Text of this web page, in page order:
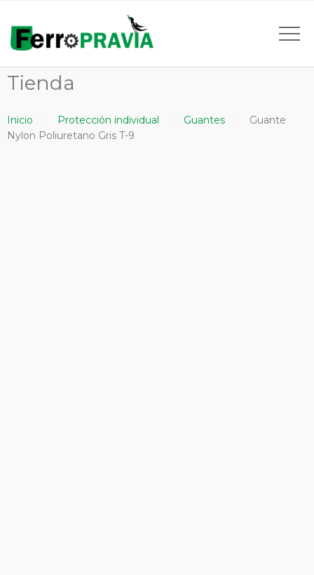
Tienda
Inicio Protección individual Guantes
Guante
Nylon Poliuretano Gris T-9